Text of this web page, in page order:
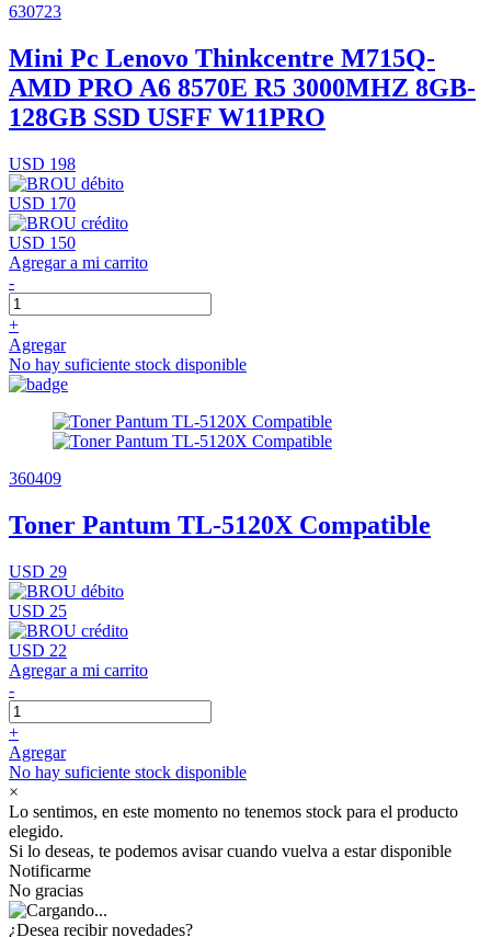
630723
Mini Pc Lenovo Thinkcentre M715Q-
AMD PRO A6 8570E R5 3000MHZ 8GB-
128GB SSD USFF W11PRO
USD 198
USD 170
USD 150
Agregar a mi carrito
-
+
Agregar
No hay suficiente stock disponible
360409
Toner Pantum TL-5120X Compatible
USD 29
USD 25
USD 22
Agregar a mi carrito
-
+
Agregar
No hay suficiente stock disponible
×
Lo sentimos, en este momento no tenemos stock para el producto
elegido.
Si lo deseas, te podemos avisar cuando vuelva a estar disponible
Notificarme
No gracias
¿Desea recibir novedades?